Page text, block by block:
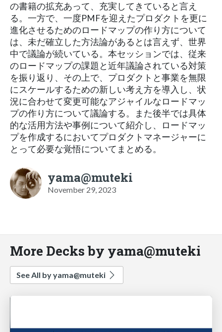
の書籍の拡充あって、充実してきていると言え
る。一方で、一度PMFを迎えたプロダクトを更に
進化させるためのロードマップの作り方について
は、未だ確立した方法論があるとは言えず、世界
中で議論が続いている。本セッションでは、従来
のロードマップの課題と近年議論されている対策
を振り返り、その上で、プロダクトと事業を無限
にスケールするための新しい考え方を導入し、状
況に合わせて変更可能なアジャイルなロードマッ
プの作り方について議論する。また後半では具体
的な活用方法や事例について紹介し、ロードマッ
プを作成するにおいてプロダクトマネージャーに
とって必要な覚悟についてまとめる。
yama@muteki
November 29, 2023
More Decks by yama@muteki
See All by yama@muteki